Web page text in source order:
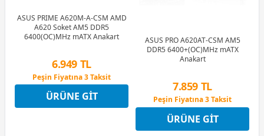
ASUS PRIME A620M-A-CSM AMD
A620 Soket AM5 DDR5
6400(OC)MHz mATX Anakart
6.949 TL
Peşin Fiyatına 3 Taksit
12 Ay x 817 TL taksitle
Peşin Fiyatına 3 Taksit
ÜRÜNE GIT
ASUS PRO A620AT-CSM AM5
DDR5 6400+(OC)MHz mATX
Anakart
7.859 TL
Peşin Fiyatına 3 Taksit
12 Ay x 925 TL taksitle
Peşin Fiyatına 3 Taksit
ÜRÜNE GIT